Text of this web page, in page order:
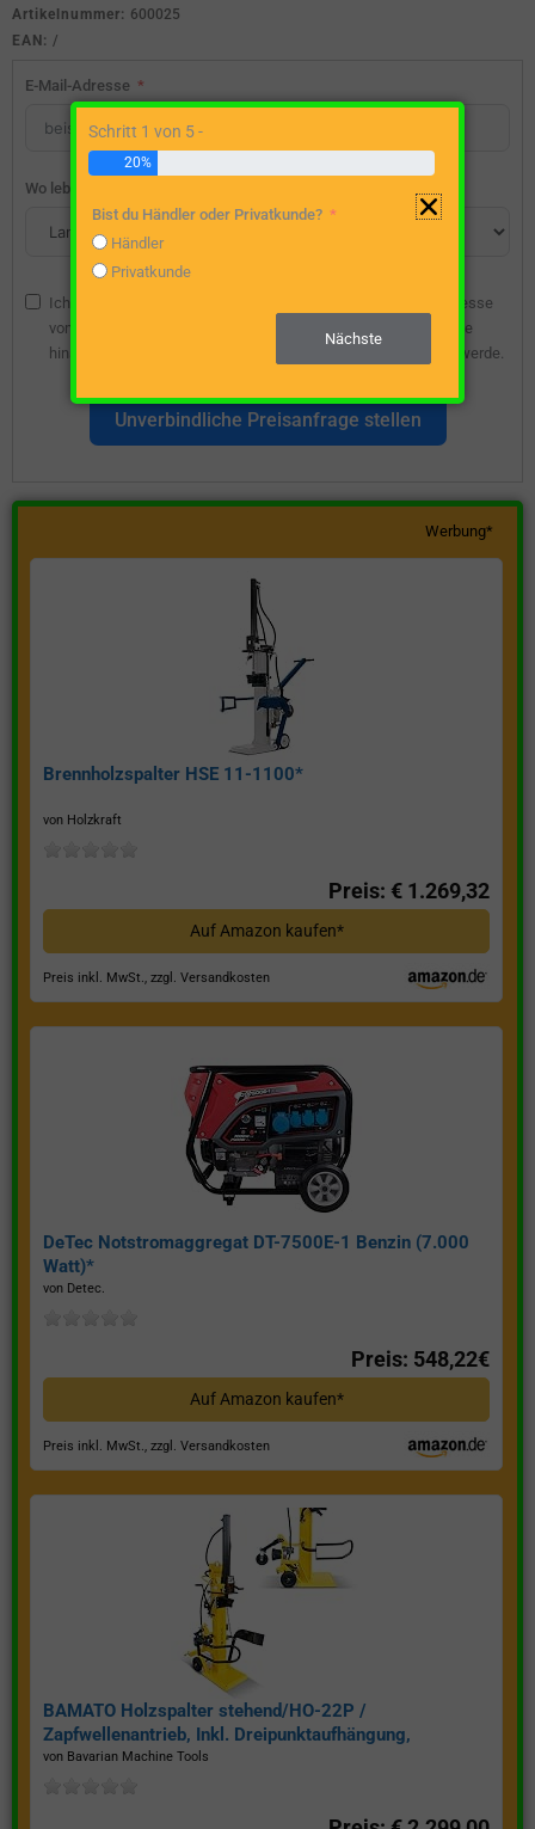
Artikelnummer: 600025
EAN: /
E-Mail-Adresse
Wo lebst du?
Ich bin damit einverstanden, dass die angegebene E-Mail-Adresse
vom Webseitenbetreiber gespeichert wird, damit ich über diese
hinsichtlich eines unverbindlichen Preisangebots kontaktiert werde.
Unverbindliche Preisanfrage stellen
Werbung*
Brennholzspalter HSE 11-1100*
von Holzkraft
Preis: € 1.269,32
Auf Amazon kaufen*
Preis inkl. MwSt., zzgl. Versandkosten
DeTec Notstromaggregat DT-7500E-1 Benzin (7.000
Watt)*
von Detec.
Preis: 548,22€
Auf Amazon kaufen*
Preis inkl. MwSt., zzgl. Versandkosten
BAMATO Holzspalter stehend/HO-22P /
Zapfwellenantrieb, Inkl. Dreipunktaufhängung,
Spaltkraft 22 Tonnen*
von Bavarian Machine Tools
Schritt 1 von 5 -
20%
Bist du Händler oder Privatkunde?
Händler
Privatkunde
Nächste